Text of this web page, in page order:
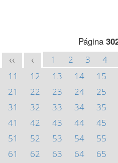
Página
<< < 1 2 3 4
11
12 13 14 15
21
22 23 24 25
31
32 33 34 35
41
42 43 44 45
51
52 53 54 55
61
62 63 64 65